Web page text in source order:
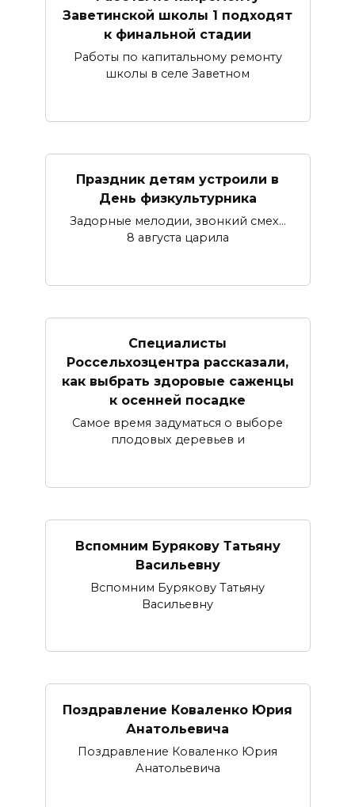
Заветинской школы 1 подходят
к финальной стадии
Работы по капитальному ремонту
школы в селе Заветном
Праздник детям устроили в
День физкультурника
Задорные мелодии, звонкий смех…
8 августа царила
Специалисты
Россельхозцентра рассказали,
как выбрать здоровые саженцы
к осенней посадке
Самое время задуматься о выборе
плодовых деревьев и
Вспомним Бурякову Татьяну
Васильевну
Вспомним Бурякову Татьяну
Васильевну
Поздравление Коваленко Юрия
Анатольевича
Поздравление Коваленко Юрия
Анатольевича